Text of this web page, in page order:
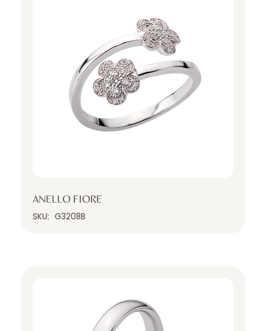
ANELLO FIORE
SKU: G3208B